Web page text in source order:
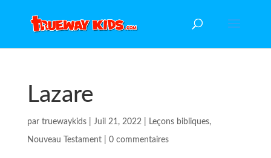
Lazare
par truewaykids| Juil 21, 2022| Leçons bibliques,
Nouveau Testament| 0 commentaires